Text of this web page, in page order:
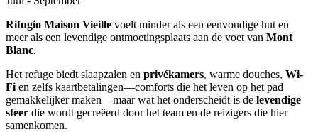
Rifugio Maison Vieille voelt minder als een eenvoudige hut en
meer als een levendige ontmoetingsplaats aan de voet van Mont
Blanc.
Het refuge biedt slaapzalen en privékamers, warme douches, Wi-
Fi en zelfs kaartbetalingen—comforts die het leven op het pad
gemakkelijker maken—maar wat het onderscheidt is de levendige
sfeer die wordt gecreëerd door het team en de reizigers die hier
samenkomen.